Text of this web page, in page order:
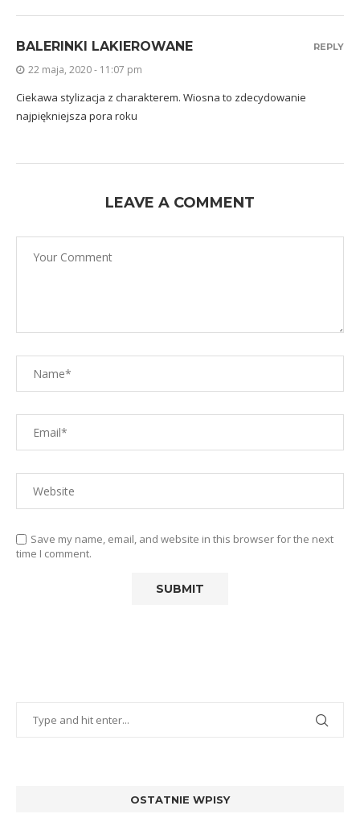
BALERINKI LAKIEROWANE
22 maja, 2020 - 11:07 pm
Ciekawa stylizacja z charakterem. Wiosna to zdecydowanie
najpiękniejsza pora roku
REPLY
LEAVE A COMMENT
Save my name, email, and website in this browser for the next
time I comment.
OSTATNIE WPISY